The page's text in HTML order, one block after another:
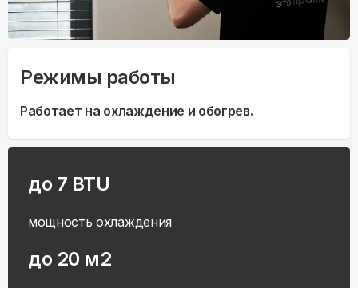
Режимы работы
Работает на охлаждение и обогрев.
до 7 BTU
мощность охлаждения
до 20 м2